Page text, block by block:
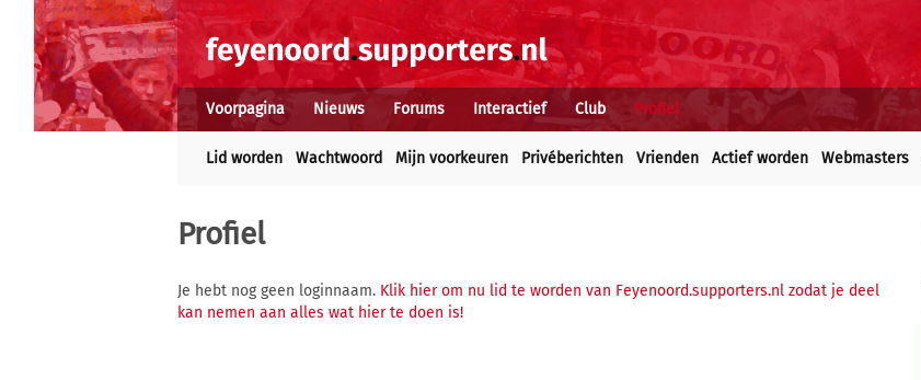
Voorpagina Nieuws Forums Interactief Club Profiel
Lid worden Wachtwoord Mijn voorkeuren Privéberichten Vrienden Actief worden Webmasters
Profiel
Je hebt nog geen loginnaam. Klik hier om nu lid te worden van Feyenoord.supporters.nl zodat je deel
kan nemen aan alles wat hier te doen is!